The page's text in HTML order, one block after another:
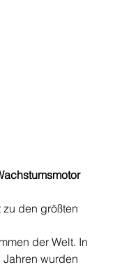
den größten
der Welt. In
wurden